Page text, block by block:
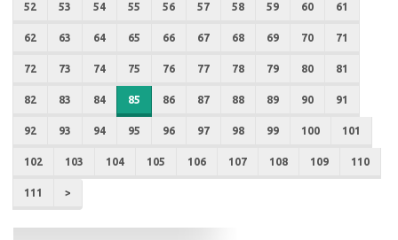
52 53 54 55 56 57 58 59 60 61
62 63 64 65 66 67 68 69 70 71
72 73 74 75 76 77 78 79 80 81
82 83 84 85 86 87 88 89 90 91
92 93 94 95 96 97 98 99 100 101
102 103 104 105 106 107 108 109 110
111 >